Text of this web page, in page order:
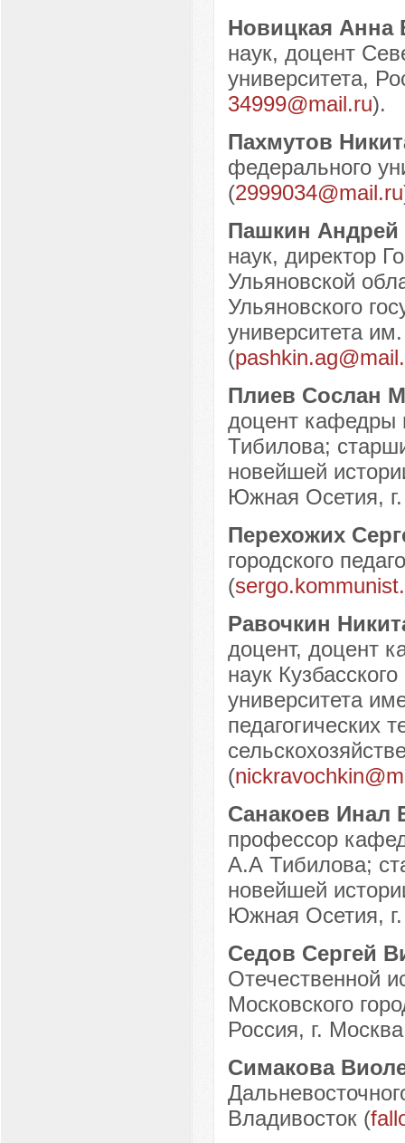
Новицкая Анна
наук, доцент
университета,
34999@mail.ru).
Пахмутов
федерального
(2999034@mail.ru
Пашкин Андрей
наук, директор
Ульяновской
Ульяновского
университета
(
Плиев Сослан
доцент кафедры
Тибилова;
новейшей
Южная Осетия,
Перехожих
городского
(
Равочкин
доцент, доцент
наук
университета
педагогических
(
Санакоев Инал
профессор
А.А Тибилова;
новейшей
Южная Осетия,
Седов Сергей
Отечественной
Московского
Россия, г.
Симакова
Владивосток (